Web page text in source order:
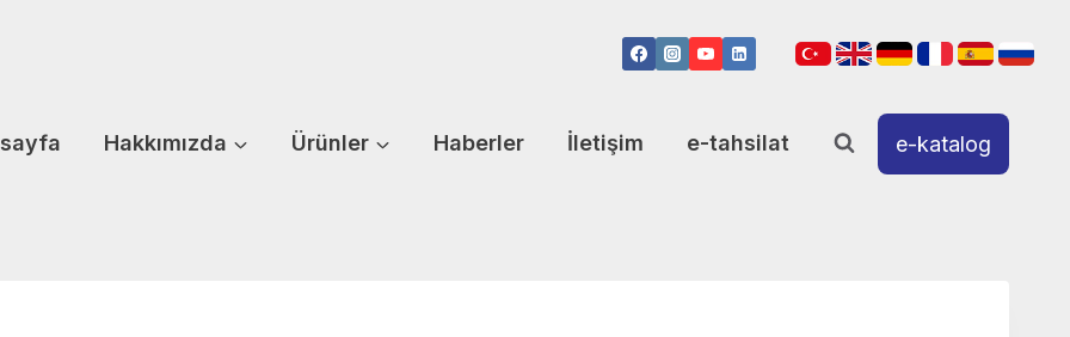
Hakkımızda Ürünler Haberler İletişim e-tahsilat e-katalog